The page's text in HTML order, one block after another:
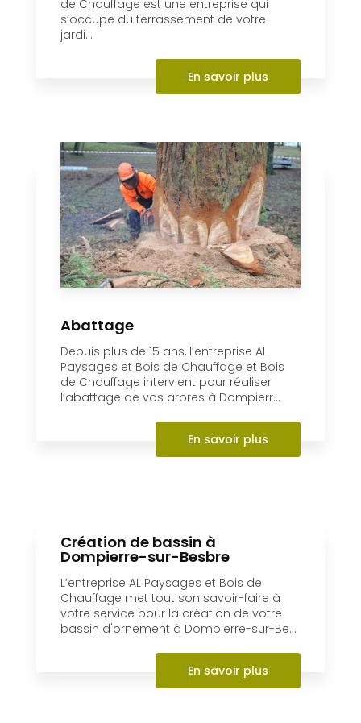
de Chauffage est une entreprise qui
s’occupe du terrassement de votre
jardi...
En savoir plus
Abattage
Depuis plus de 15 ans, l’entreprise AL
Paysages et Bois de Chauffage et Bois
de Chauffage intervient pour réaliser
l’abattage de vos arbres à Dompierr...
En savoir plus
Création de bassin à
Dompierre-sur-Besbre
L’entreprise AL Paysages et Bois de
Chauffage met tout son savoir-faire à
votre service pour la création de votre
bassin d'ornement à Dompierre-sur-Be...
En savoir plus